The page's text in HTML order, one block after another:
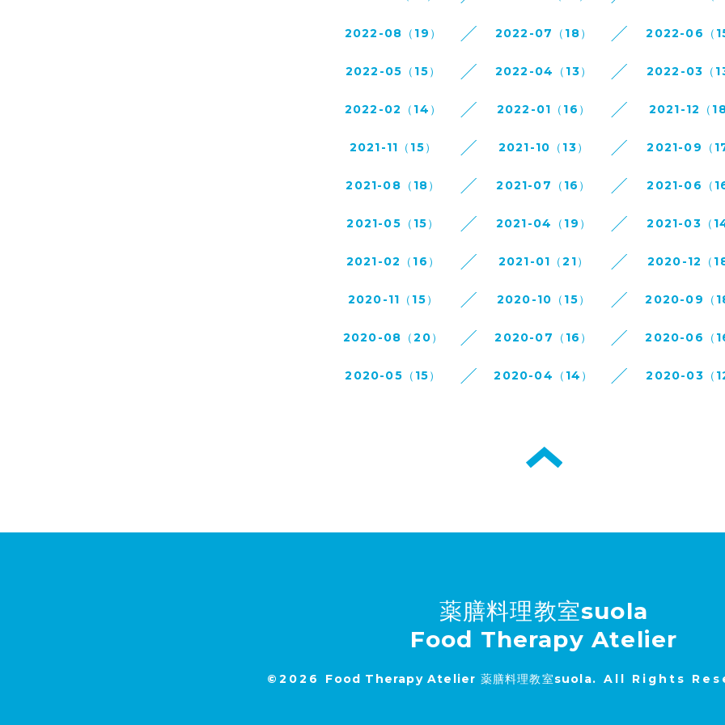
2022-08（19） 2022-07（18） 2022-06（15
2022-05（15） 2022-04（13） 2022-03（13
2022-02（14） 2022-01（16） 2021-12（18
2021-11（15） 2021-10（13） 2021-09（17
2021-08（18） 2021-07（16） 2021-06（16
2021-05（15） 2021-04（19） 2021-03（14
2021-02（16） 2021-01（21） 2020-12（18
2020-11（15） 2020-10（15） 2020-09（
2020-08（20） 2020-07（16） 2020-06（
2020-05（15） 2020-04（14） 2020-03（12
薬膳料理教室suola
Food Therapy Atelier
©2026 Food Therapy Atelier 薬膳料理教室suola. All Rights